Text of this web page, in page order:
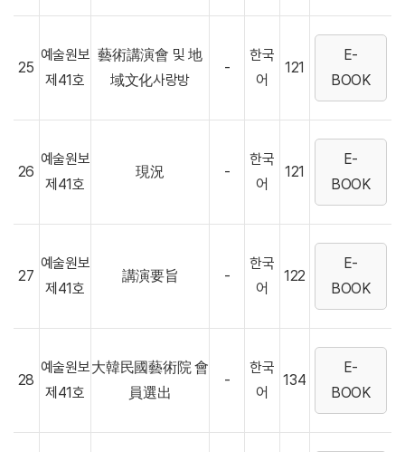
25
예술원보
제41호
藝術講演會 및 地
域文化사랑방
-
한국
어
121
E-
BOOK
26
예술원보
제41호
現況 -
한국
어
121
E-
BOOK
27
예술원보
제41호
講演要旨 -
한국
어
122
E-
BOOK
28
예술원보
제41호
大韓民國藝術院 會
員選出
-
한국
어
134
E-
BOOK